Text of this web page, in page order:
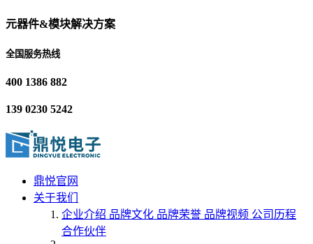
元器件&模块解决方案
全国服务热线
400 1386 882
139 0230 5242
鼎悦官网
关于我们
企业介绍 品牌文化 品牌荣誉 品牌视频 公司历程
合作伙伴